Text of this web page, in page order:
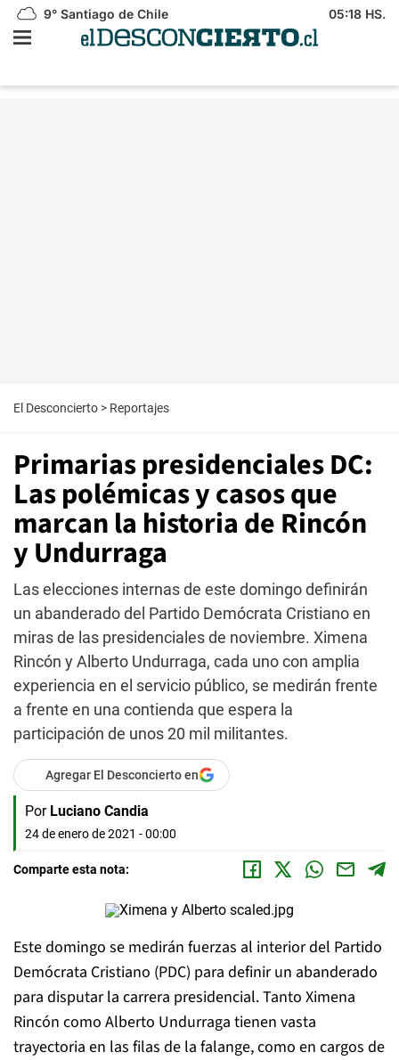
9° Santiago de Chile 05:18 HS.
El Desconcierto > Reportajes
Primarias presidenciales DC:
Las polémicas y casos que
marcan la historia de Rincón
y Undurraga
Las elecciones internas de este domingo definirán
un abanderado del Partido Demócrata Cristiano en
miras de las presidenciales de noviembre. Ximena
Rincón y Alberto Undurraga, cada uno con amplia
experiencia en el servicio público, se medirán frente
a frente en una contienda que espera la
participación de unos 20 mil militantes.
Agregar El Desconcierto en
Por Luciano Candia
24 de enero de 2021 - 00:00
Comparte esta nota:
Este domingo se medirán fuerzas al interior del Partido
Demócrata Cristiano (PDC) para definir un abanderado
para disputar la carrera presidencial. Tanto Ximena
Rincón como Alberto Undurraga tienen vasta
trayectoria en las filas de la falange, como en cargos de